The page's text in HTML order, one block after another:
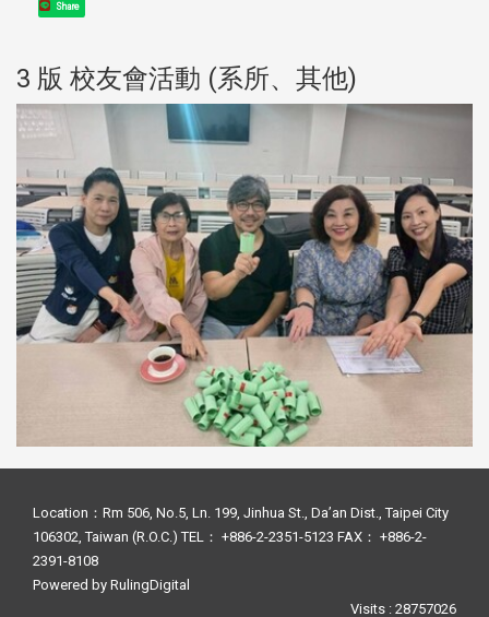
Share
3 版 校友會活動 (系所、其他)
Location：Rm 506, No.5, Ln. 199, Jinhua St., Da’an Dist., Taipei City
106302, Taiwan (R.O.C.) TEL： +886-2-2351-5123 FAX： +886-2-
2391-8108
Powered by RulingDigital
Visits : 28757026